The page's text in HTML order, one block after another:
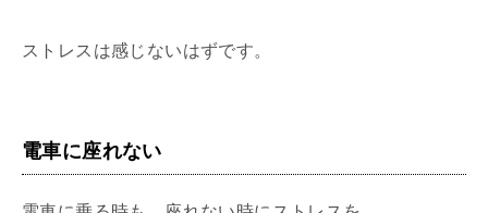
ストレスは感じないはずです。
電車に座れない